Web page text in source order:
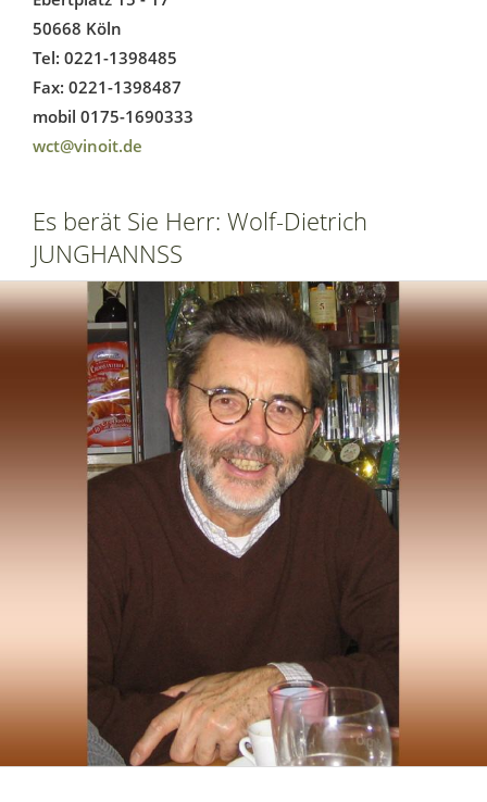
50668 Köln
Tel: 0221-1398485
Fax: 0221-1398487
mobil 0175-1690333
wct@vinoit.de
Es berät Sie Herr: Wolf-Dietrich
JUNGHANNSS